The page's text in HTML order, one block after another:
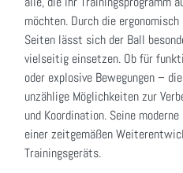
möchten. Durch die
Seiten lässt sich der Ball
vielseitig einsetzen. Ob für
oder explosive Bewegungen –
unzählige Möglichkeiten zur
und Koordination. Seine
einer zeitgemäßen
Trainingsgeräts.